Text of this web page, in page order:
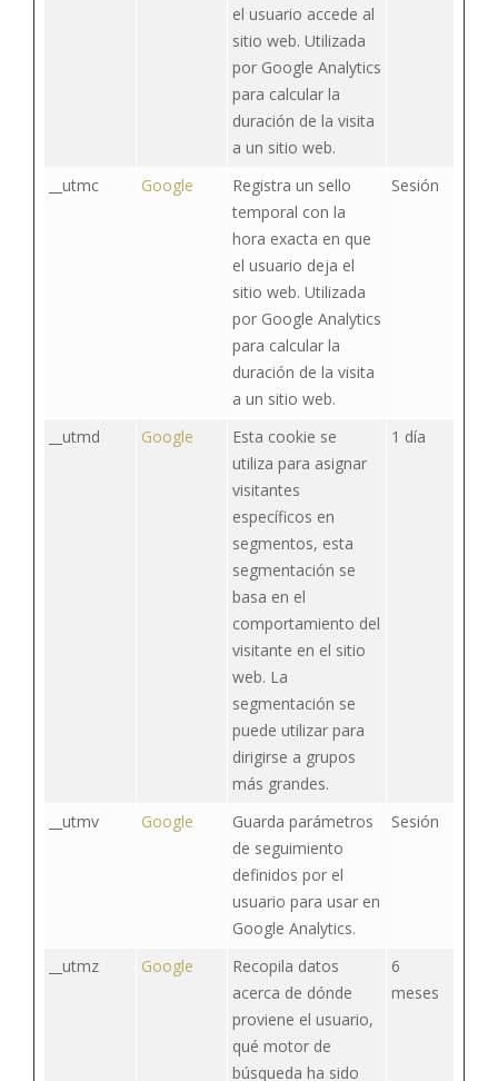
el usuario accede al
sitio web. Utilizada
por Google Analytics
para calcular la
duración de la visita
a un sitio web.
__utmc Google
Registra un sello
temporal con la
hora exacta en que
el usuario deja el
sitio web. Utilizada
por Google Analytics
para calcular la
duración de la visita
a un sitio web.
Sesión
__utmd Google
Esta cookie se
utiliza para asignar
visitantes
específicos en
segmentos, esta
segmentación se
basa en el
comportamiento del
visitante en el sitio
web. La
segmentación se
puede utilizar para
dirigirse a grupos
más grandes.
1 día
__utmv Google
Guarda parámetros
de seguimiento
definidos por el
usuario para usar en
Google Analytics.
Sesión
__utmz Google
Recopila datos
acerca de dónde
proviene el usuario,
qué motor de
búsqueda ha sido
6
meses